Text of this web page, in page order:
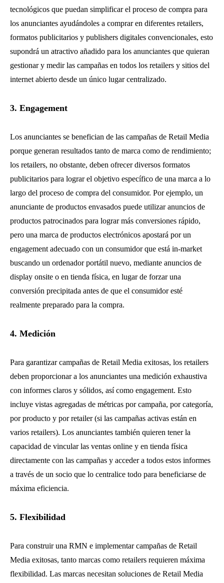
tecnológicos que puedan simplificar el proceso de compra para
los anunciantes ayudándoles a comprar en diferentes retailers,
formatos publicitarios y publishers digitales convencionales, esto
supondrá un atractivo añadido para los anunciantes que quieran
gestionar y medir las campañas en todos los retailers y sitios del
internet abierto desde un único lugar centralizado.
3. Engagement
Los anunciantes se benefician de las campañas de Retail Media
porque generan resultados tanto de marca como de rendimiento;
los retailers, no obstante, deben ofrecer diversos formatos
publicitarios para lograr el objetivo específico de una marca a lo
largo del proceso de compra del consumidor. Por ejemplo, un
anunciante de productos envasados puede utilizar anuncios de
productos patrocinados para lograr más conversiones rápido,
pero una marca de productos electrónicos apostará por un
engagement adecuado con un consumidor que está in-market
buscando un ordenador portátil nuevo, mediante anuncios de
display onsite o en tienda física, en lugar de forzar una
conversión precipitada antes de que el consumidor esté
realmente preparado para la compra.
4. Medición
Para garantizar campañas de Retail Media exitosas, los retailers
deben proporcionar a los anunciantes una medición exhaustiva
con informes claros y sólidos, así como engagement. Esto
incluye vistas agregadas de métricas por campaña, por categoría,
por producto y por retailer (si las campañas activas están en
varios retailers). Los anunciantes también quieren tener la
capacidad de vincular las ventas online y en tienda física
directamente con las campañas y acceder a todos estos informes
a través de un socio que lo centralice todo para beneficiarse de
máxima eficiencia.
5. Flexibilidad
Para construir una RMN e implementar campañas de Retail
Media exitosas, tanto marcas como retailers requieren máxima
flexibilidad. Las marcas necesitan soluciones de Retail Media